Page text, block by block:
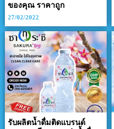
ของคุณ ราคาถูก
27/02/2022
รับผลิตน้ำดื่มติดแบรนด์